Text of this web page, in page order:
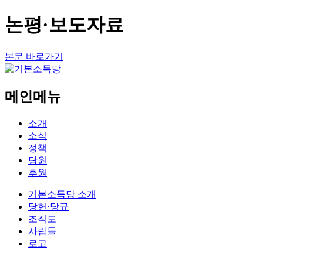
논평·보도자료
본문 바로가기
메인메뉴
소개
소식
정책
당원
후원
기본소득당 소개
당헌·당규
조직도
사람들
로고